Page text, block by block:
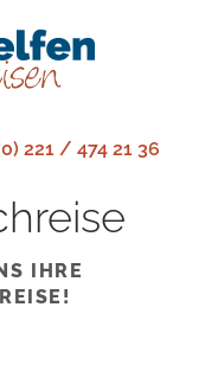
221 / 474 21 36
IHRE